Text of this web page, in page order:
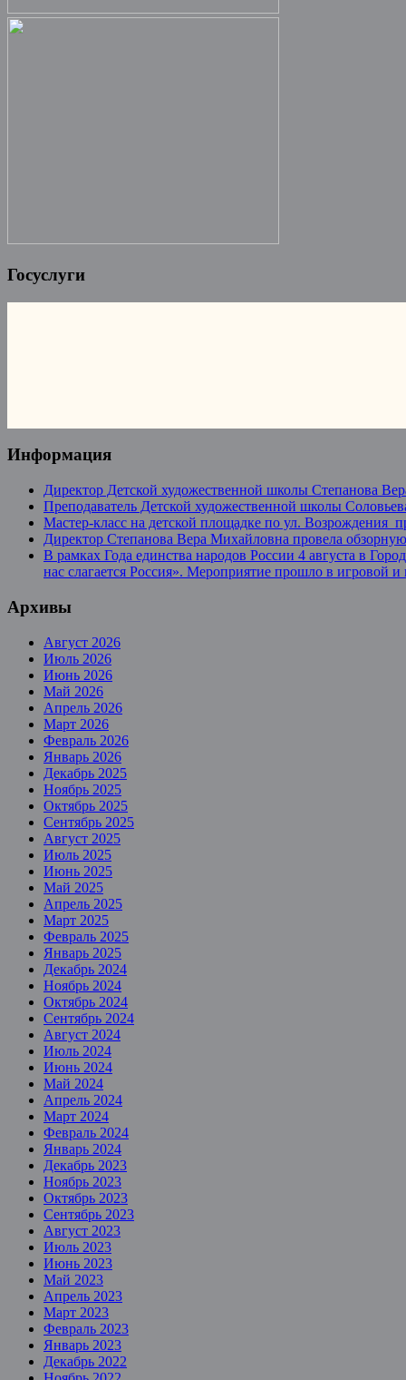
Госуслуги
Информация
Директор Детской художественной школы Степанова
Преподаватель Детской художественной школы
Мастер-класс на детской площадке по ул. Возрождения
Директор Степанова Вера Михайловна провела
В рамках Года единства народов России 4 августа в
нас слагается Россия». Мероприятие прошло в игровой
Архивы
Август 2026
Июль 2026
Июнь 2026
Май 2026
Апрель 2026
Март 2026
Февраль 2026
Январь 2026
Декабрь 2025
Ноябрь 2025
Октябрь 2025
Сентябрь 2025
Август 2025
Июль 2025
Июнь 2025
Май 2025
Апрель 2025
Март 2025
Февраль 2025
Январь 2025
Декабрь 2024
Ноябрь 2024
Октябрь 2024
Сентябрь 2024
Август 2024
Июль 2024
Июнь 2024
Май 2024
Апрель 2024
Март 2024
Февраль 2024
Январь 2024
Декабрь 2023
Ноябрь 2023
Октябрь 2023
Сентябрь 2023
Август 2023
Июль 2023
Июнь 2023
Май 2023
Апрель 2023
Март 2023
Февраль 2023
Январь 2023
Декабрь 2022